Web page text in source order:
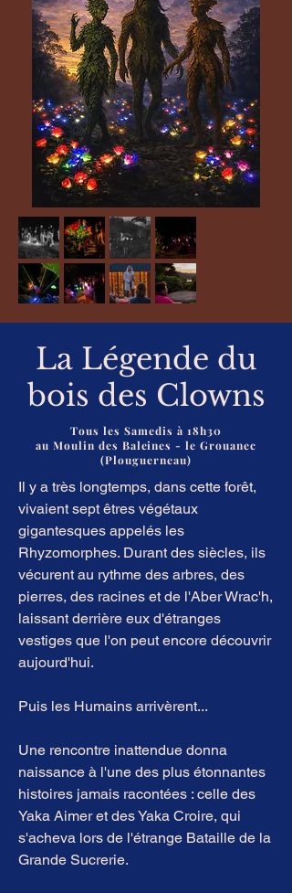
La Légende du
bois des Clowns
Tous les Samedis à 18h30
au Moulin des Baleines - le Grouanec
(Plouguerneau)
Il y a très longtemps, dans cette forêt,
vivaient sept êtres végétaux
gigantesques appelés les
Rhyzomorphes. Durant des siècles, ils
vécurent au rythme des arbres, des
pierres, des racines et de l'Aber Wrac'h,
laissant derrière eux d'étranges
vestiges que l'on peut encore découvrir
aujourd'hui.
Puis les Humains arrivèrent...
Une rencontre inattendue donna
naissance à l'une des plus étonnantes
histoires jamais racontées : celle des
Yaka Aimer et des Yaka Croire, qui
s'acheva lors de l'étrange Bataille de la
Grande Sucrerie.